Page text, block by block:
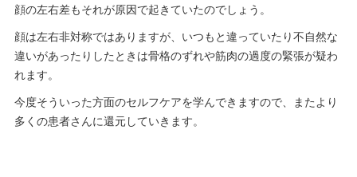
顔の左右差もそれが原因で起きていたのでしょう。
顔は左右非対称ではありますが、いつもと違っていたり不自然な
違いがあったりしたときは骨格のずれや筋肉の過度の緊張が疑わ
れます。
今度そういった方面のセルフケアを学んできますので、またより
多くの患者さんに還元していきます。